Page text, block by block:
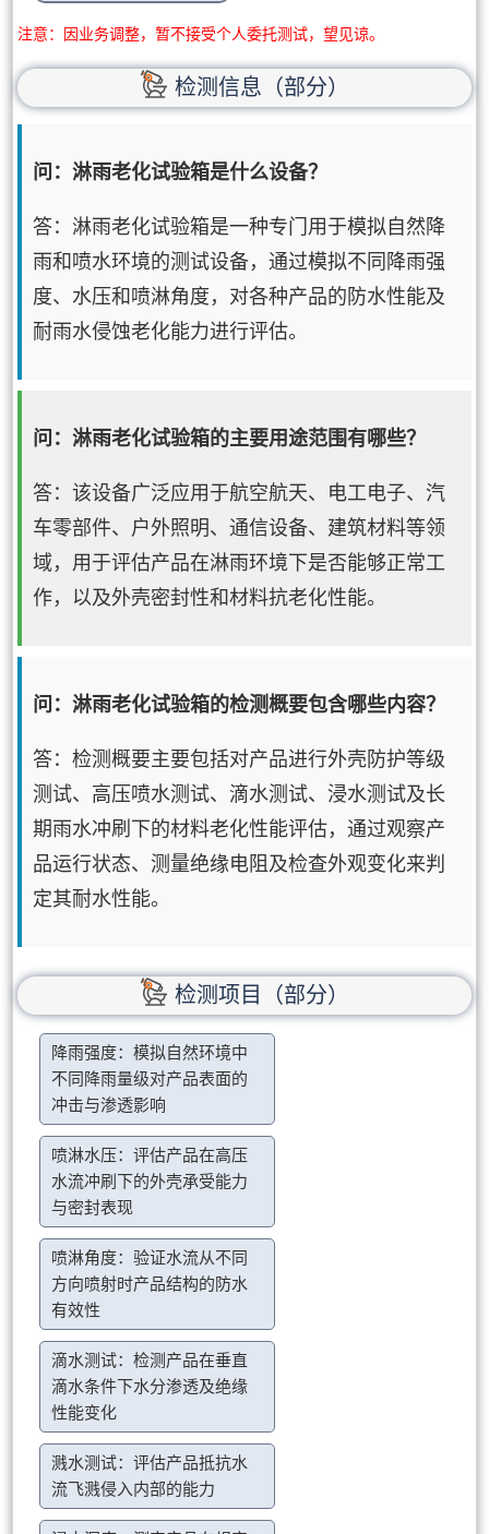
注意：因业务调整，暂不接受个人委托测试，望见谅。
检测信息（部分）
问：淋雨老化试验箱是什么设备？
答：淋雨老化试验箱是一种专门用于模拟自然降
雨和喷水环境的测试设备，通过模拟不同降雨强
度、水压和喷淋角度，对各种产品的防水性能及
耐雨水侵蚀老化能力进行评估。
问：淋雨老化试验箱的主要用途范围有哪些？
答：该设备广泛应用于航空航天、电工电子、汽
车零部件、户外照明、通信设备、建筑材料等领
域，用于评估产品在淋雨环境下是否能够正常工
作，以及外壳密封性和材料抗老化性能。
问：淋雨老化试验箱的检测概要包含哪些内容？
答：检测概要主要包括对产品进行外壳防护等级
测试、高压喷水测试、滴水测试、浸水测试及长
期雨水冲刷下的材料老化性能评估，通过观察产
品运行状态、测量绝缘电阻及检查外观变化来判
定其耐水性能。
检测项目（部分）
降雨强度：模拟自然环境中
不同降雨量级对产品表面的
冲击与渗透影响
喷淋水压：评估产品在高压
水流冲刷下的外壳承受能力
与密封表现
喷淋角度：验证水流从不同
方向喷射时产品结构的防水
有效性
滴水测试：检测产品在垂直
滴水条件下水分渗透及绝缘
性能变化
溅水测试：评估产品抵抗水
流飞溅侵入内部的能力